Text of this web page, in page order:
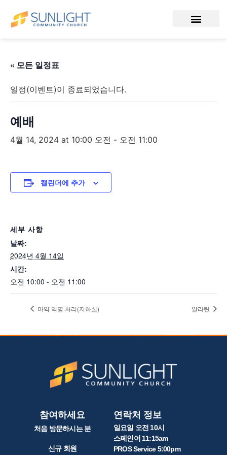
« 모든 일정표
일정(이벤트)이 종료되었습니다.
예배
4월 14, 2024 at 10:00 오전 - 오전 11:00
캘린더에 추가
세부 사항
날짜:
2024년 4월 14일
시간:
오전 10:00 - 오전 11:00
마약 익명 처리(지하실) 알라틴
참여하세요
처음 방문하시는 분
신규 회원
연락처 정보
일요일 오전 10시
스페인어 11:15am
PROS Service 5:00pm